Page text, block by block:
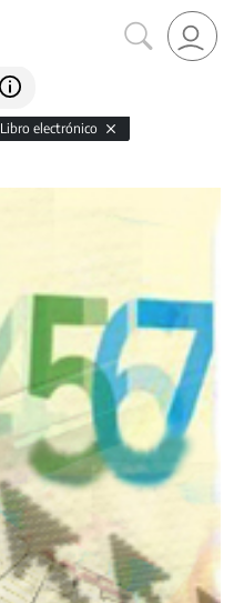
Libro electrónico